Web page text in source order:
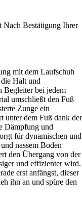
Nach Bestätigung Ihrer
mit dem Laufschuh
Halt und
Begleiter bei jedem
umschließt den Fuß
Zunge ein
unter dem Fuß dank der
Dämpfung und
für dynamischen und
nassem Boden
den Übergang von der
und effizienter wird.
erst anfängst, dieser
ihn an und spüre den